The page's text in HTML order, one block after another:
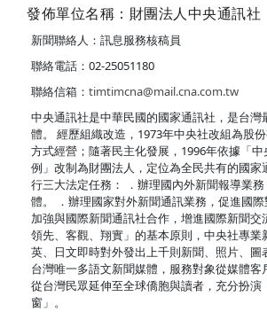
發佈單位名稱：財團法人中央通訊社
新聞聯絡人：訊息服務核稿員
聯絡電話：02-25051180
聯絡信箱： timtimcna@mail.cna.com.tw
中央通訊社是中華民國的國家通訊社，是台灣
體。 經歷組織改造，1973年中央社改組為股
方式經營；隨著民主化發展，1996年依據「
例」改制為財團法人，定位為全民共有的國家
行三大法定任務： ．辦理國內外新聞報導業
體。 ．辦理國家對外新聞通訊業務，促進國際
加強與國際新聞通訊社合作，增進國際新聞交
領先、客觀、翔實」的基本原則，中央社專業
英、日文即時對外發出上千則新聞、照片、圖
台灣唯一多語文新聞媒體，服務對象從媒體客
從台灣民眾延伸至全球僑胞與讀者，充分扮演
窗」。